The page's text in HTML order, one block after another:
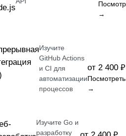
→
Изучите
GitHub Actions
и CI для
автоматизации
процессов
от 2 400 ₽
Посмотреть
→
Изучите Go и
разработку